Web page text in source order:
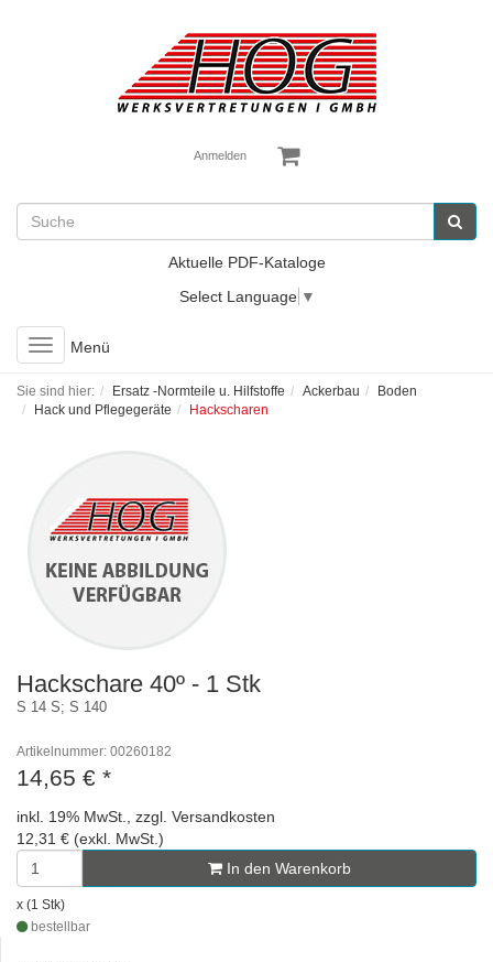
Anmelden
Aktuelle PDF-Kataloge
Select Language ▼
Toggle
navigation
Menü
Sie sind hier: Ersatz -Normteile u. Hilfstoffe Ackerbau
Boden
Hack und Pflegegeräte
Hackscharen
Hackschare 40º - 1 Stk
S 14 S; S 140
Artikelnummer: 00260182
14,65 € *
inkl. 19% MwSt., zzgl. Versandkosten
12,31 € (exkl. MwSt.)
In den Warenkorb
x (1 Stk)
bestellbar